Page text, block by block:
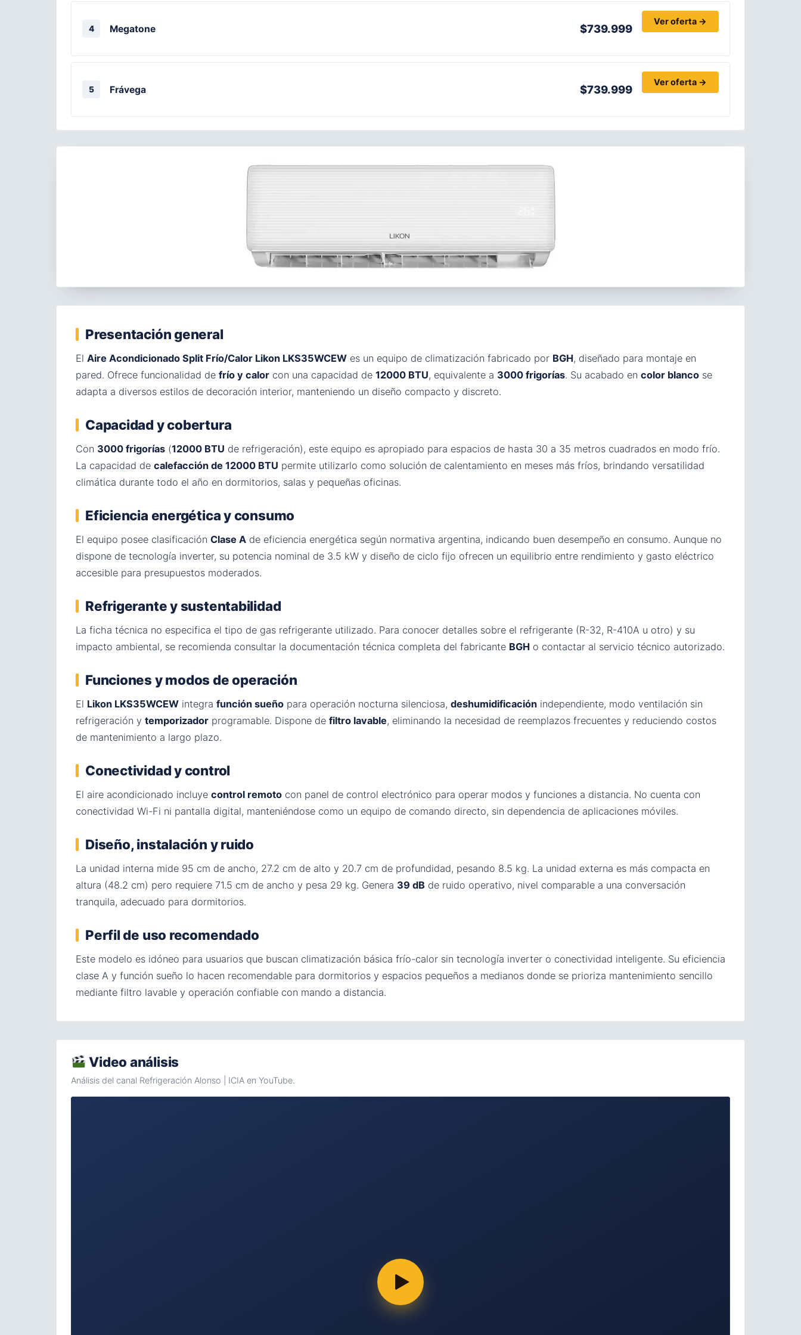
4 Megatone $739.999
Ver oferta →
5 Frávega $739.999
Ver oferta →
Presentación general
El Aire Acondicionado Split Frío/Calor Likon LKS35WCEW es un equipo de climatización fabricado por BGH, diseñado para montaje en
pared. Ofrece funcionalidad de frío y calor con una capacidad de 12000 BTU, equivalente a 3000 frigorías. Su acabado en color blanco se
adapta a diversos estilos de decoración interior, manteniendo un diseño compacto y discreto.
Capacidad y cobertura
Con 3000 frigorías (12000 BTU de refrigeración), este equipo es apropiado para espacios de hasta 30 a 35 metros cuadrados en modo frío.
La capacidad de calefacción de 12000 BTU permite utilizarlo como solución de calentamiento en meses más fríos, brindando versatilidad
climática durante todo el año en dormitorios, salas y pequeñas oficinas.
Eficiencia energética y consumo
El equipo posee clasificación Clase A de eficiencia energética según normativa argentina, indicando buen desempeño en consumo. Aunque no
dispone de tecnología inverter, su potencia nominal de 3.5 kW y diseño de ciclo fijo ofrecen un equilibrio entre rendimiento y gasto eléctrico
accesible para presupuestos moderados.
Refrigerante y sustentabilidad
La ficha técnica no especifica el tipo de gas refrigerante utilizado. Para conocer detalles sobre el refrigerante (R-32, R-410A u otro) y su
impacto ambiental, se recomienda consultar la documentación técnica completa del fabricante BGH o contactar al servicio técnico autorizado.
Funciones y modos de operación
El Likon LKS35WCEW integra función sueño para operación nocturna silenciosa, deshumidificación independiente, modo ventilación sin
refrigeración y temporizador programable. Dispone de filtro lavable, eliminando la necesidad de reemplazos frecuentes y reduciendo costos
de mantenimiento a largo plazo.
Conectividad y control
El aire acondicionado incluye control remoto con panel de control electrónico para operar modos y funciones a distancia. No cuenta con
conectividad Wi-Fi ni pantalla digital, manteniéndose como un equipo de comando directo, sin dependencia de aplicaciones móviles.
Diseño, instalación y ruido
La unidad interna mide 95 cm de ancho, 27.2 cm de alto y 20.7 cm de profundidad, pesando 8.5 kg. La unidad externa es más compacta en
altura (48.2 cm) pero requiere 71.5 cm de ancho y pesa 29 kg. Genera 39 dB de ruido operativo, nivel comparable a una conversación
tranquila, adecuado para dormitorios.
Perfil de uso recomendado
Este modelo es idóneo para usuarios que buscan climatización básica frío-calor sin tecnología inverter o conectividad inteligente. Su eficiencia
clase A y función sueño lo hacen recomendable para dormitorios y espacios pequeños a medianos donde se prioriza mantenimiento sencillo
mediante filtro lavable y operación confiable con mando a distancia.
Video análisis
Análisis del canal Refrigeración Alonso | ICIA en YouTube.